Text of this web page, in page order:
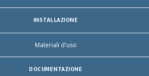
INSTALLAZIONE
Materiali d'uso
DOCUMENTAZIONE